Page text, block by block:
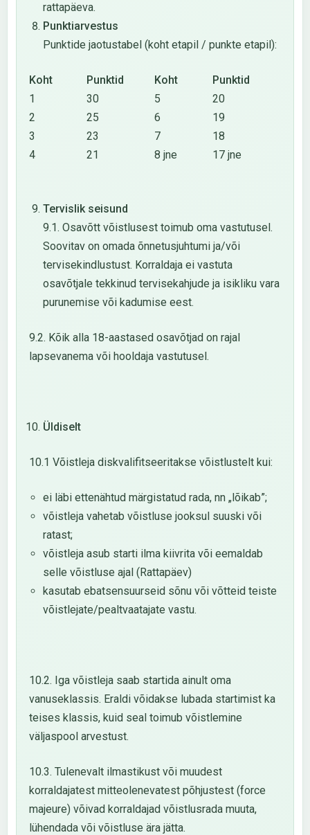
rattapäeva.
Punktiarvestus
Punktide jaotustabel (koht etapil / punkte etapil):
Koht Punktid Koht
Punktid
1
30 5
20
2
25 6
19
3
23 7
18
4
21 8 jne 17 jne
Tervislik seisund
9.1. Osavõtt võistlusest toimub oma vastutusel.
Soovitav on omada õnnetusjuhtumi ja/või
tervisekindlustust. Korraldaja ei vastuta
osavõtjale tekkinud tervisekahjude ja isikliku vara
purunemise või kadumise eest.
9.2. Kõik alla 18-aastased osavõtjad on rajal
lapsevanema või hooldaja vastutusel.
Üldiselt
10.1 Võistleja diskvalifitseeritakse võistlustelt kui:
ei läbi ettenähtud märgistatud rada, nn „lõikab”;
võistleja vahetab võistluse jooksul suuski või
ratast;
võistleja asub starti ilma kiivrita või eemaldab
selle võistluse ajal (Rattapäev)
kasutab ebatsensuurseid sõnu või võtteid teiste
võistlejate/pealtvaatajate vastu.
10.2. Iga võistleja saab startida ainult oma
vanuseklassis. Eraldi võidakse lubada startimist ka
teises klassis, kuid seal toimub võistlemine
väljaspool arvestust.
10.3. Tulenevalt ilmastikust või muudest
korraldajatest mitteolenevatest põhjustest (force
majeure) võivad korraldajad võistlusrada muuta,
lühendada või võistluse ära jätta.